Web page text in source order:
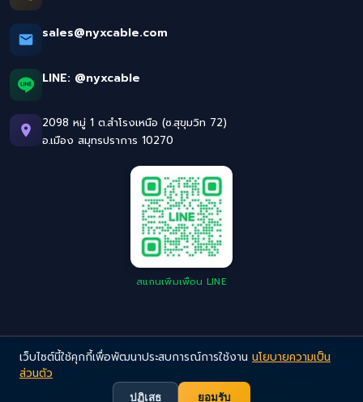
sales@nyxcable.com
LINE: @nyxcable
2098 หมู่ 1 ต.สำโรงเหนือ (ซ.สุขุมวิท 72)
อ.เมือง สมุทรปราการ 10270
สแกนเพิ่มเพื่อน LINE
· สายไฟอุตสาหกรรมคุณภาพสูง มาตรฐานยุโรป
เว็บไซต์นี้ใช้คุกกี้เพื่อพัฒนาประสบการณ์การใช้งาน นโยบายความเป็น
ส่วนตัว
ปฏิเสธ ยอมรับ